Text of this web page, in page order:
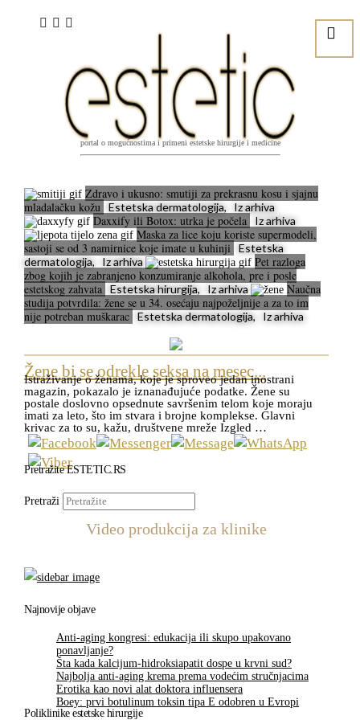
portal o mogućnostima i primeni estetske hirurgije i medicine
Zdravo i ukusno: smutiji za prekrasnu kosu i sjajnu
mladalačku kožu Estetska dermatologija, Iz arhiva
Daxxify ili Botox: utrka je počela Iz arhiva
Maska za lice koju koriste supermodeli,
sastoji se od 3 namirnice koje imate u kuhinji
Estetska
dermatologija, Iz arhiva
Pet razloga
zbog kojih je zabranjeno konzumiranje alkohola, pre i posle
estetskog zahvata Estetska hirurgija, Iz arhiva
Naučna
studija potvrdila: žene se u 34. osećaju najpoželjnije a za to im
nije potreban muškarac Estetska dermatologija, Iz arhiva
Žene bi se odrekle seksa na mesec...
Istraživanje o ženama, koje je sproveo jedan inostrani
magazin, pokazalo je iznanađujuće podatke. Žene su
postale doslovno opsednute savršenim telom koje moraju
imati za leto, što im stvara i brojne komplekse. Glavni
krivac za to su, kažu, društvene mreže Izgled …
Pretražite ESTETIC.RS
Pretraži
Video produkcija za klinike
Najnovije objave
Anti-aging kongresi: edukacija ili skupo upakovano
ponavljanje?
Šta kada kalcijum-hidroksiapatit dospe u krvni sud?
Najbolja anti-aging krema prema vodećim stručnjacima
Erotika kao novi alat doktora influensera
Boey: prvi botulinum toksin tipa E odobren u Evropi
Poliklinike estetske hirurgije